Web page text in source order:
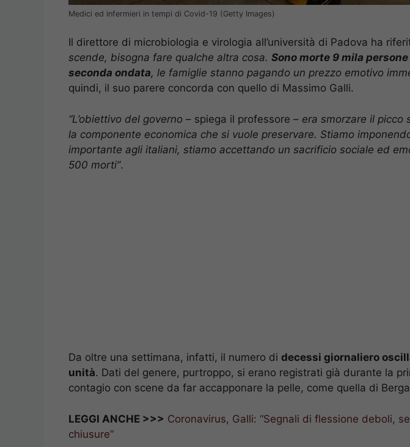
Medici ed infermieri in tempi di Covid-19 (Getty Images)
Il direttore di microbiologia e virologia all’università di Padova ha
scende, bisogna fare qualche altra cosa. Sono morte 9 mila
seconda ondata, le famiglie stanno pagando un prezzo emotivo
quindi, il suo parere concorda con quello di Massimo Galli.
“L’obiettivo del governo – spiega il professore – era smorzare il picco
la componente economica che si vuole preservare. Stiamo
importante agli italiani, stiamo accettando un sacrificio sociale ed
500 morti”.
Da oltre una settimana, infatti, il numero di decessi giornaliero
unità. Dati del genere, purtroppo, si erano registrati già durante la
contagio con scene da far accapponare la pelle, come quella di
LEGGI ANCHE >>> Coronavirus, Galli: “Segnali di flessione deboli,
chiusure”